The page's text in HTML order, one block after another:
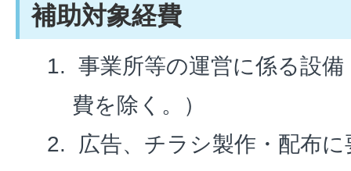
補助対象経費
事業所等の運営に係る設
費を除く。）
広告、チラシ製作・配布